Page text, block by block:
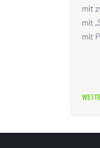
mit
mit
mit